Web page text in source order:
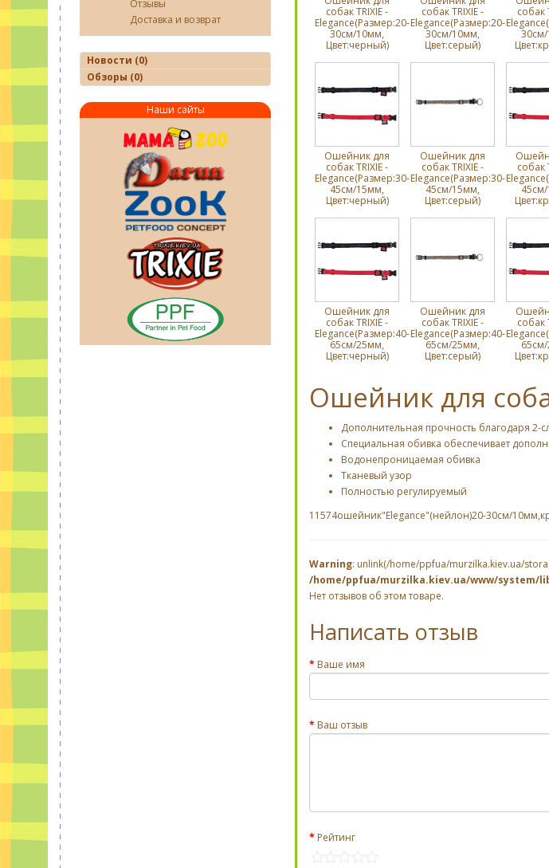
Отзывы
Доставка и возврат
Новости (0)
Обзоры (0)
Наши сайты
собак TRIXIE -
Elegance(Размер:20-
30cм/10мм,
Цвет:черный)
собак TRIXIE -
Elegance(Размер:20-
30cм/10мм,
Цвет:серый)
собак
Ошейник для
собак TRIXIE -
Elegance(Размер:30-
45cм/15мм,
Цвет:черный)
Ошейник для
собак TRIXIE -
Elegance(Размер:30-
45cм/15мм,
Цвет:серый)
собак
Ошейник для
собак TRIXIE -
Elegance(Размер:40-
65cм/25мм,
Цвет:черный)
Ошейник для
собак TRIXIE -
Elegance(Размер:40-
65cм/25мм,
Цвет:серый)
собак
Ошейник для
Дополнительная прочность благодаря
Специальная обивка обеспечивает
Водонепроницаемая обивка
Тканевый узор
Полностью регулируемый
11574ошейник"Elegance"(нейлон)20-30cм/
Warning: unlink(/home/ppfua/murzilka.kiev.ua/
/home/ppfua/murzilka.kiev.ua/www/system/
Нет отзывов об этом товаре.
Написать отзыв
Ваше имя
Ваш отзыв
Рейтинг